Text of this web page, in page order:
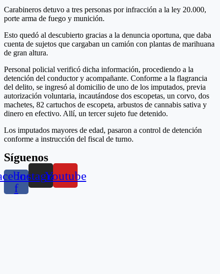
Carabineros detuvo a tres personas por infracción a la ley 20.000,
porte arma de fuego y munición.
Esto quedó al descubierto gracias a la denuncia oportuna, que daba
cuenta de sujetos que cargaban un camión con plantas de marihuana
de gran altura.
Personal policial verificó dicha información, procediendo a la
detención del conductor y acompañante. Conforme a la flagrancia
del delito, se ingresó al domicilio de uno de los imputados, previa
autorización voluntaria, incautándose dos escopetas, un corvo, dos
machetes, 82 cartuchos de escopeta, arbustos de cannabis sativa y
dinero en efectivo. Allí, un tercer sujeto fue detenido.
Los imputados mayores de edad, pasaron a control de detención
conforme a instrucción del fiscal de turno.
Síguenos
f
InstagramYoutube